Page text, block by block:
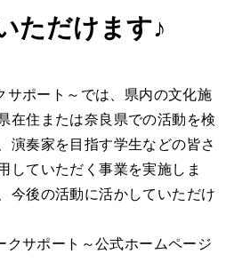
ただけます♪
サポート～では、県内の文化施
在住または奈良県での活動を検
演奏家を目指す学生などの皆さ
していただく事業を実施しま
今後の活動に活かしていただけ
クサポート～公式ホームページ